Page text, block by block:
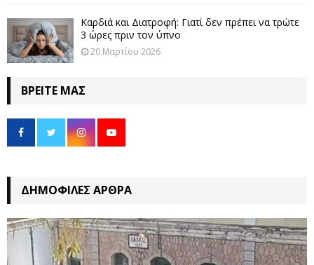
Καρδιά και Διατροφή: Γιατί δεν πρέπει να τρώτε
3 ώρες πριν τον ύπνο
20 Μαρτίου 2026
ΒΡΕΊΤΕ ΜΑΣ
ΔΗΜΟΦΙΛΈΣ ΆΡΘΡΑ